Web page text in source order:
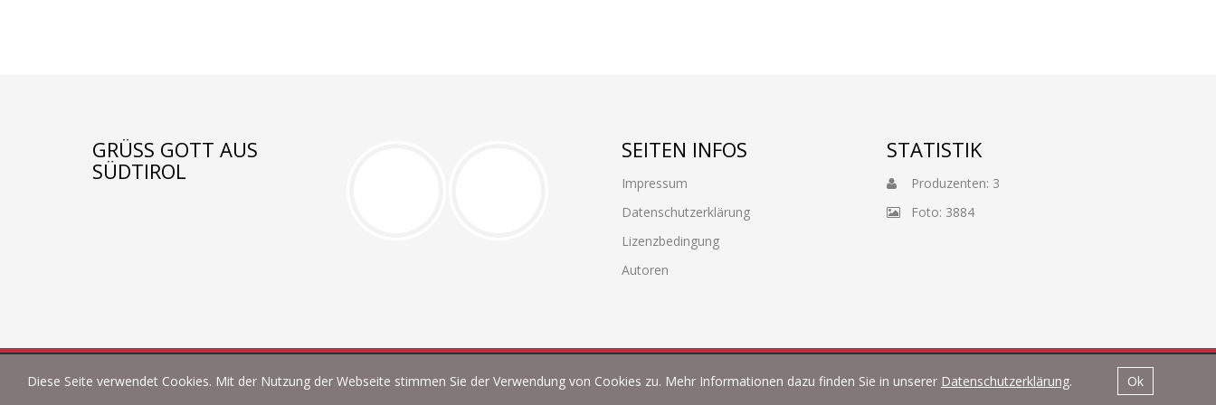
Diese Seite verwendet Cookies. Mit der Nutzung der Webseite stimmen Sie der Verwendung von Cookies zu. Mehr Informationen dazu finden Sie in unserer Datenschutzerklärung. Ok
GRÜSS GOTT AUS S
ÜDTIROL
SEITEN INFOS
Impressum
Datenschutzerklärung
Lizenzbedingung
Autoren
STATISTIK
Produzenten: 3
Foto: 3884
© 2022 | fotoart by Thommy & Sabine Weiss - Alle Rechte vorbehalten